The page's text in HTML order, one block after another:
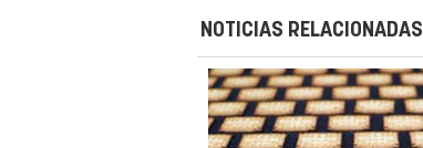
NOTICIAS RELACIONADAS